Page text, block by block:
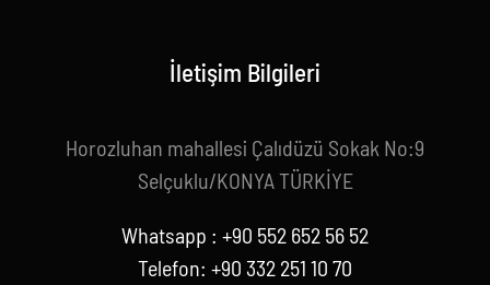
İletişim Bilgileri
Horozluhan mahallesi Çalıdüzü Sokak No:9
Selçuklu/KONYA TÜRKİYE
Whatsapp : +90 552 652 56 52
Telefon: +90 332 251 10 70